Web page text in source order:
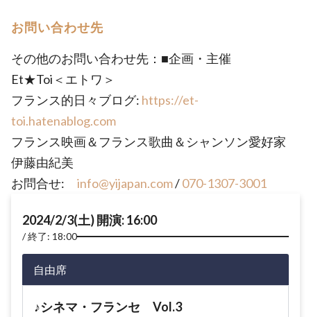
お問い合わせ先
その他のお問い合わせ先：■企画・主催
Et★Toi＜エトワ＞
フランス的日々ブログ: https://et-
toi.hatenablog.com
フランス映画＆フランス歌曲＆シャンソン愛好家
伊藤由紀美
お問合せ: info@yijapan.com/070-1307-3001
2024/2/3(土) 開演: 16:00
終了: 18:00
自由席
♪シネマ・フランセ Vol.3